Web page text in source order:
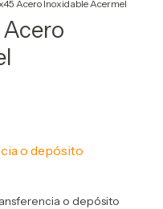
Acero Inoxidable Acermel
o depósito
o depósito